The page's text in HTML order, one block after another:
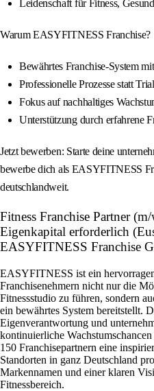
Leidenschaft für Fitness,
Warum EASYFITNESS Franchise?
Bewährtes Franchise-System
Professionelle Prozesse statt
Fokus auf nachhaltiges
Unterstützung durch erfahrene
Jetzt bewerben: Starte deine
bewerbe dich als EASYFITNESS
deutschlandweit.
Fitness Franchise Partner
Eigenkapital erforderlich
EASYFITNESS Franchise
EASYFITNESS ist ein
Franchisenehmern nicht nur die
Fitnessstudio zu führen, sondern
ein bewährtes System bereitstellt.
Eigenverantwortung und
kontinuierliche
150 Franchisepartnern eine
Standorten in ganz Deutschland
Markennamen und einer klaren
Fitnessbereich.